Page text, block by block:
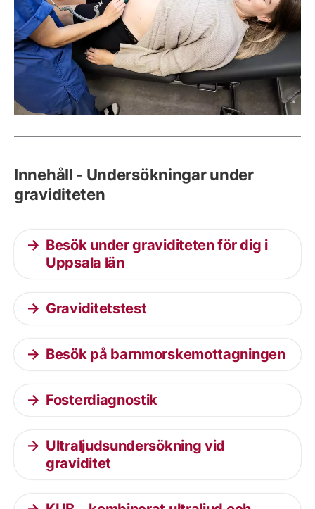
Innehåll - Undersökningar under
graviditeten
Besök under graviditeten för dig i
Uppsala län
Graviditetstest
Besök på barnmorskemottagningen
Fosterdiagnostik
Ultraljudsundersökning vid
graviditet